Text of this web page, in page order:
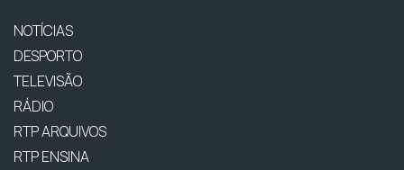
NOTÍCIAS
DESPORTO
TELEVISÃO
RÁDIO
RTP ARQUIVOS
RTP ENSINA